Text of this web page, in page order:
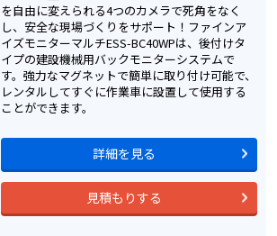
を自由に変えられる4つのカメラで死角をなく
し、安全な現場づくりをサポート！ファインア
イズモニターマルチESS-BC40WPは、後付けタ
イプの建設機械用バックモニターシステムで
す。強力なマグネットで簡単に取り付け可能で、
レンタルしてすぐに作業車に設置して使用する
ことができます。
詳細を見る
見積もりする